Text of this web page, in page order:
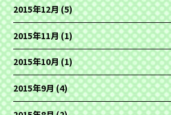
2015年12月(5)
2015年11月(1)
2015年10月(1)
2015年9月(4)